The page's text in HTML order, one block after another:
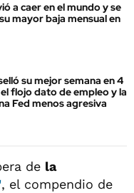
a caer en el mundo y se
mayor baja mensual en
su mejor semana en 4
flojo dato de empleo y la
Fed menos agresiva
de la
, el compendio de